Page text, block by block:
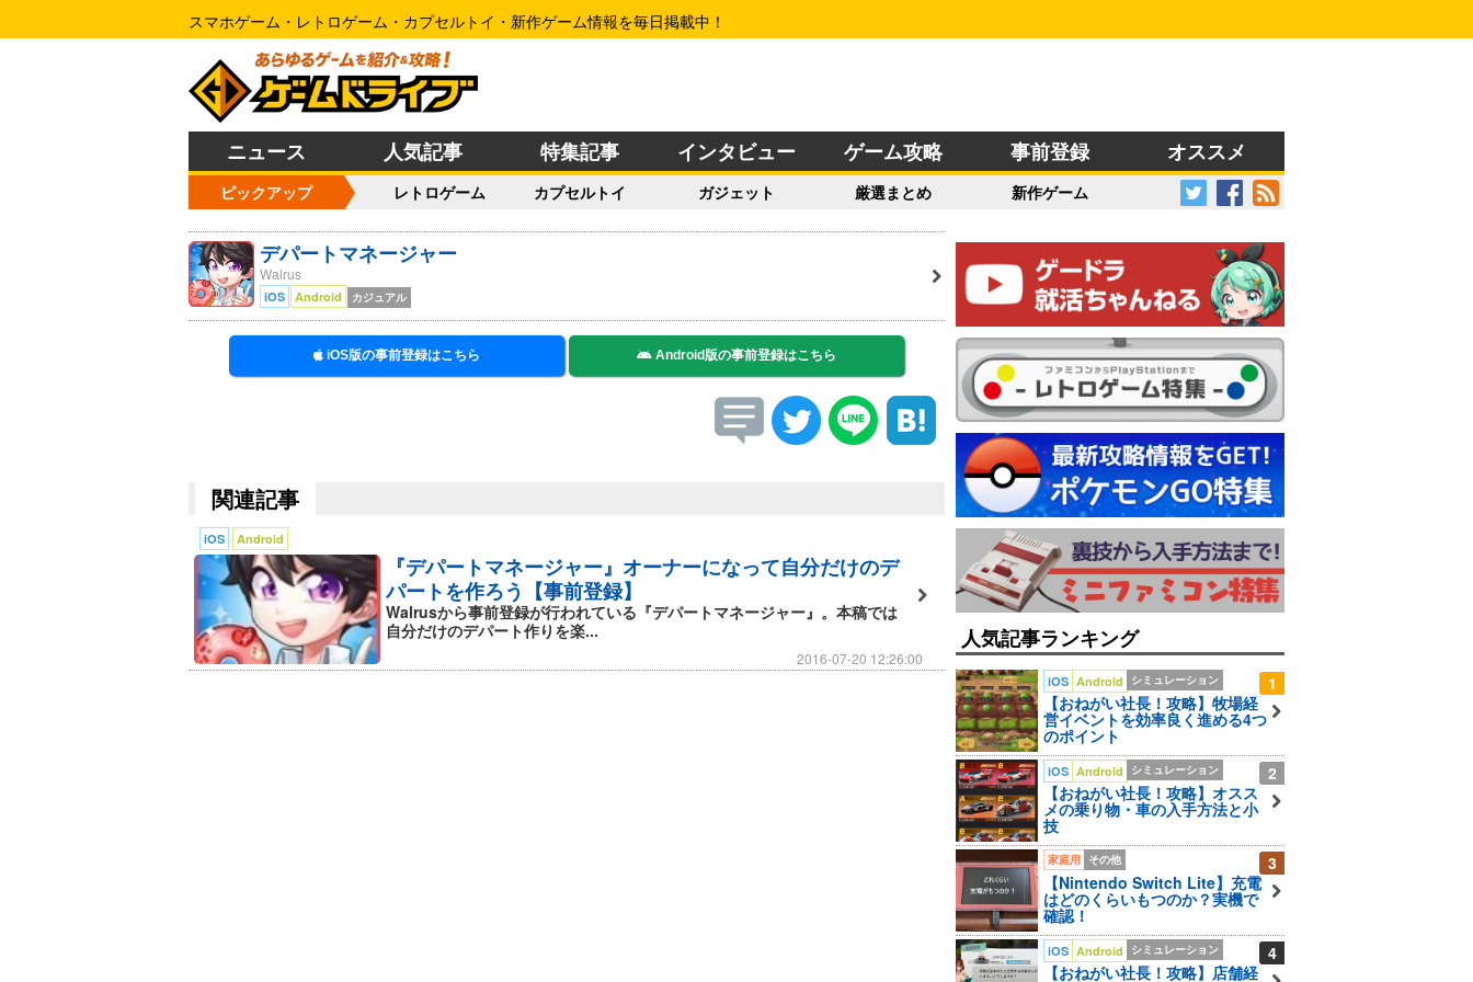
スマホゲーム・レトロゲーム・カプセルトイ・新作ゲーム情報を毎日掲載中！
ニュース 人気記事 特集記事 インタビュー ゲーム攻略 事前登録 オススメ
ピックアップ レトロゲーム カプセルトイ ガジェット 厳選まとめ 新作ゲーム
デパートマネージャー
Walrus
iOS Android カジュアル
iOS版の事前登録はこちら Android版の事前登録はこちら
関連記事
iOS Android
『デパートマネージャー』オーナーになって自分だけのデ
パートを作ろう【事前登録】
Walrusから事前登録が行われている『デパートマネージャー』。本稿では
自分だけのデパート作りを楽...
2016-07-20 12:26:00
人気記事ランキング
1
iOS Android シミュレーション
【おねがい社長！攻略】牧場経
営イベントを効率良く進める4つ
のポイント
2
iOS Android シミュレーション
【おねがい社長！攻略】オスス
メの乗り物・車の入手方法と小
技
3
家庭用 その他
【Nintendo Switch Lite】充電
はどのくらいもつのか？実機で
確認！
4
iOS Android シミュレーション
【おねがい社長！攻略】店舗経